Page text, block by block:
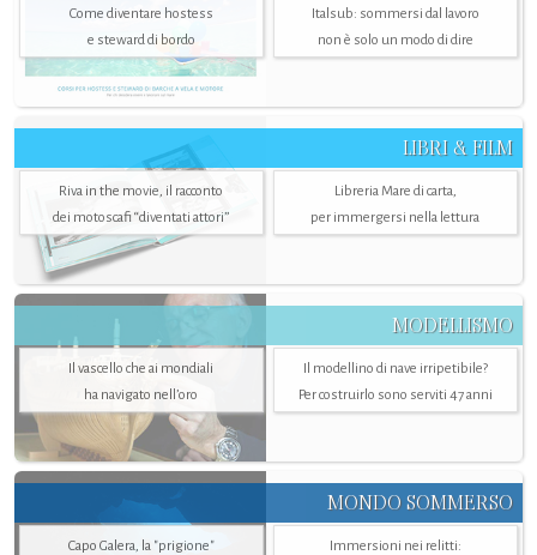
Come diventare hostess
e steward di bordo
Italsub: sommersi dal lavoro
non è solo un modo di dire
LIBRI & FILM
Riva in the movie, il racconto
dei motoscafi “diventati attori”
Libreria Mare di carta,
per immergersi nella lettura
MODELLISMO
Il vascello che ai mondiali
ha navigato nell’oro
Il modellino di nave irripetibile?
Per costruirlo sono serviti 47 anni
MONDO SOMMERSO
Capo Galera, la "prigione"
Immersioni nei relitti: